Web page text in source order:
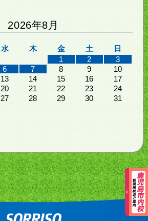
2026年8月
水 木 金 土
日
1
2
3
6 7 8 9
10
13 14 15 16
17
20 21 22 23
24
27 28 29 30 31